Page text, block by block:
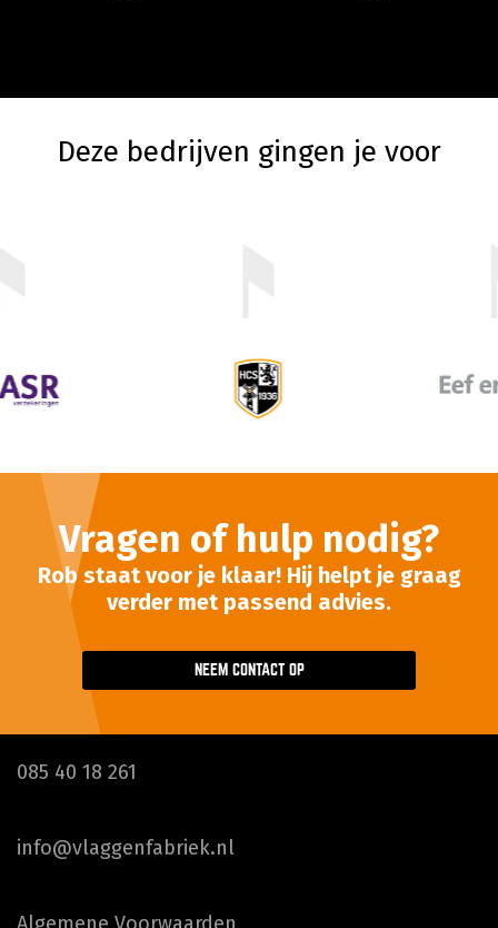
Deze bedrijven gingen je voor
Vragen of hulp nodig?
Rob staat voor je klaar! Hij helpt je graag
verder met passend advies.
NEEM CONTACT OP
085 40 18 261
info@vlaggenfabriek.nl